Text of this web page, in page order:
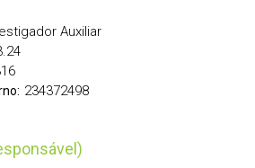
Auxiliar
234372498